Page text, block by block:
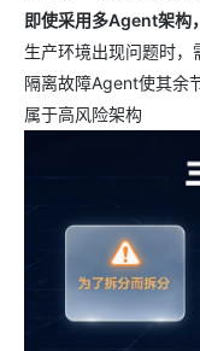
即使采用多Agent架构
生产环境出现问题时
隔离故障Agent使其余
属于高风险架构